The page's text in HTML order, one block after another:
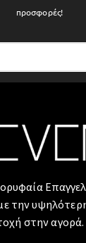
προσφορές!
την
στην αγορά.